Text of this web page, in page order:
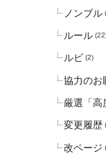
ノンブル
ルール
ルビ (2)
協力のお
厳選「高
変更履歴
改ページ